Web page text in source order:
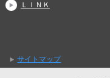
ＬＩＮＫ
サイトマップ